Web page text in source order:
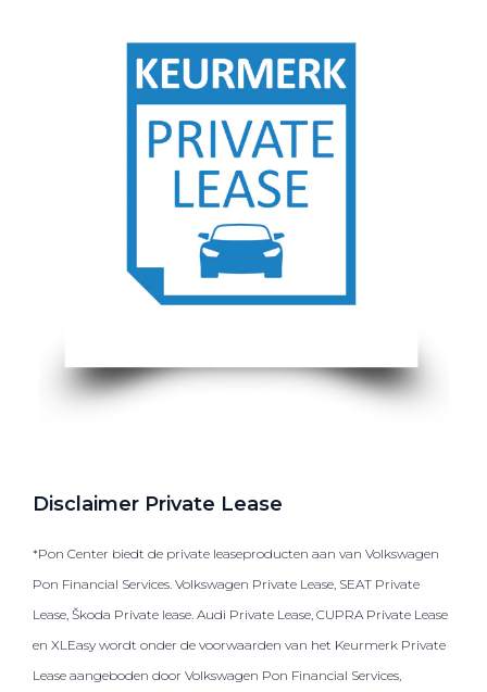
Disclaimer Private Lease
*Pon Center biedt de private leaseproducten aan van Volkswagen
Pon Financial Services. Volkswagen Private Lease, SEAT Private
Lease, Škoda Private lease. Audi Private Lease, CUPRA Private Lease
en XLEasy wordt onder de voorwaarden van het Keurmerk Private
Lease aangeboden door Volkswagen Pon Financial Services,